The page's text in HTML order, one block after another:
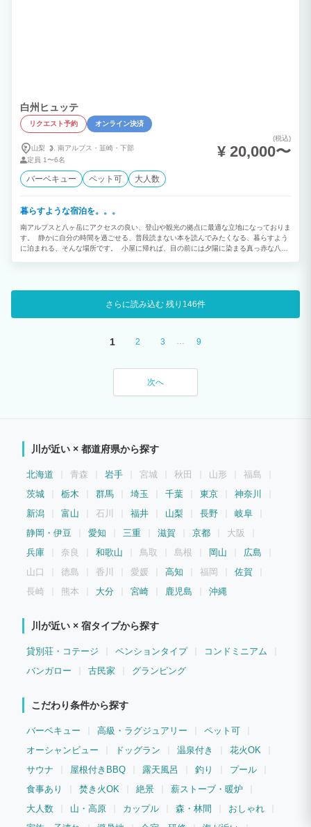
白州ヒュッテ
リクエスト予約 オンライン決済
山梨 南アルプス・ 韮崎・ 下部
定員 1〜6名
(税込)
¥ 20,000〜
バーベキュー ペット可 大人数
暮らすような宿泊を。。。
南アルプスと八ヶ岳にアクセスの良い、登山や観光の拠点に最適な立地になっておりま
す。 静かに自分の時間を過ごせる、普段読まない本を読んでみたくなる、暮らすよう
に泊まれる、そんな場所です。 小屋に帰れば、目の前には夕陽に染まる真っ赤な八ヶ
さらに読み込む 残り146件
1 2 3 … 9
次へ
川が近い × 都道府県から探す
北海道 青森 岩手 宮城 秋田 山形
福島
茨城
栃木 群馬 埼玉 千葉 東京
神奈川
新潟
富山 石川 福井 山梨 長野
岐阜
静岡・伊豆
愛知 三重 滋賀 京都
大阪
兵庫
奈良 和歌山 鳥取 島根 岡山
広島
山口
徳島 香川 愛媛 高知 福岡
佐賀
長崎
熊本 大分 宮崎 鹿児島 沖縄
川が近い × 宿タイプから探す
貸別荘・コテージ ペンションタイプ
コンドミニアム
バンガロー
古民家 グランピング
こだわり条件から探す
バーベキュー 高級・ラグジュアリー
ペット可
オーシャンビュー
ドッグラン 温泉付き
花火OK
サウナ
屋根付きBBQ 露天風呂 釣り
プール
食事あり
焚き火OK 絶景
薪ストーブ・暖炉
大人数
山・高原 カップル 森・林間
おしゃれ